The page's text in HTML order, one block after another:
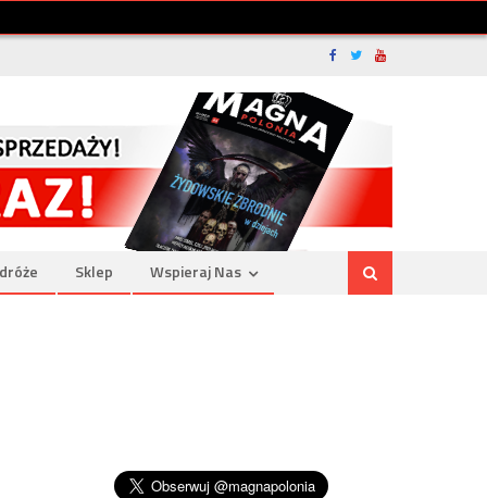
Sklep Wspieraj Nas